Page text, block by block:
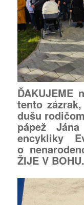
ĎAKUJEME
tento
dušu
pápež
encykliky
o
ŽIJE V BOHU.